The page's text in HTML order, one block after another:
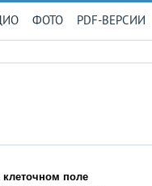
ФОТО PDF-ВЕРСИИ
клеточном поле